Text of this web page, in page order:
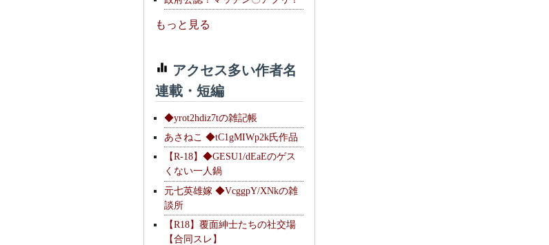
もっと見る
アクセス多い作者名
連載・短編
◆yrot2hdiz7tの雑記帳
あさねこ ◆tC1gMIWp2k氏作品
【R-18】◆GESU1/dEaEのゲス
くない一人鍋
元七英雄嫁 ◆VcggpY/XNkの雑
談所
【R18】覆面紳士たちの社交場
【合同スレ】